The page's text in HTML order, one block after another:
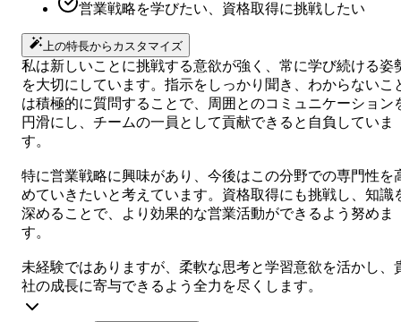
営業戦略を学びたい、資格取得に挑戦したい
上の特長からカスタマイズ
私は新しいことに挑戦する意欲が強く、常に学び続ける姿
を大切にしています。指示をしっかり聞き、わからないこ
は積極的に質問することで、周囲とのコミュニケーション
円滑にし、チームの一員として貢献できると自負していま
す。
特に営業戦略に興味があり、今後はこの分野での専門性を
めていきたいと考えています。資格取得にも挑戦し、知識
深めることで、より効果的な営業活動ができるよう努めま
す。
未経験ではありますが、柔軟な思考と学習意欲を活かし、
社の成長に寄与できるよう全力を尽くします。